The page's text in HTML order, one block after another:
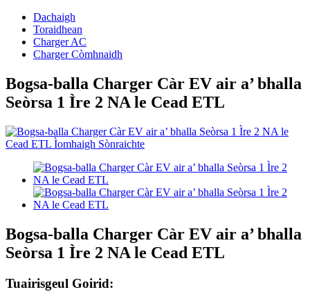
Dachaigh
Toraidhean
Charger AC
Charger Còmhnaidh
Bogsa-balla Charger Càr EV air a’ bhalla
Seòrsa 1 Ìre 2 NA le Cead ETL
Bogsa-balla Charger Càr EV air a’ bhalla
Seòrsa 1 Ìre 2 NA le Cead ETL
Tuairisgeul Goirid: